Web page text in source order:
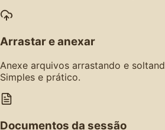
Arrastar e anexar
Anexe arquivos arrastando e
Simples e prático.
Documentos da sessão